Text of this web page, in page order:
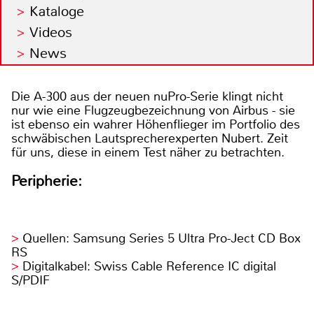
Kataloge
Videos
News
Die A-300 aus der neuen nuPro-Serie klingt nicht
nur wie eine Flugzeugbezeichnung von Airbus - sie
ist ebenso ein wahrer Höhenflieger im Portfolio des
schwäbischen Lautsprecherexperten Nubert. Zeit
für uns, diese in einem Test näher zu betrachten.
Peripherie:
Quellen: Samsung Series 5 Ultra Pro-Ject CD Box
RS
Digitalkabel: Swiss Cable Reference IC digital
S/PDIF